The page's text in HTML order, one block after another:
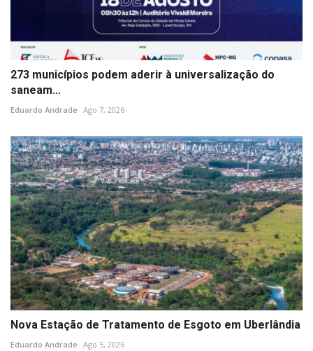
273 municípios podem aderir à universalização do
saneam...
Eduardo Andrade Ago 7, 2026
Nova Estação de Tratamento de Esgoto em Uberlândia
Eduardo Andrade Ago 5, 2026